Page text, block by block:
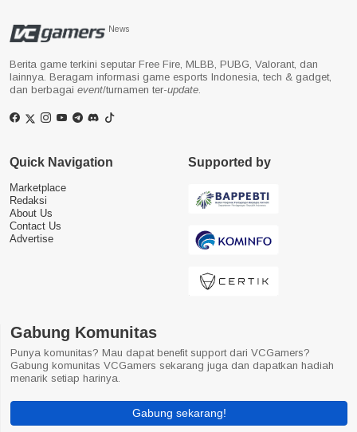
News
Berita game terkini seputar Free Fire, MLBB, PUBG, Valorant, dan
lainnya. Beragam informasi game esports Indonesia, tech & gadget,
dan berbagai event/turnamen ter-update
Quick Navigation
Marketplace
Redaksi
About Us
Contact Us
Advertise
Supported by
Gabung Komunitas
Punya komunitas? Mau dapat benefit support dari VCGamers?
Gabung komunitas VCGamers sekarang juga dan dapatkan hadiah
menarik setiap harinya.
Gabung sekarang!